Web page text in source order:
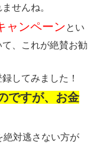
せんね。
ャンペーンとい
、これが絶賛お勧
してみました！
ですが、お金
絶対逃さない方が